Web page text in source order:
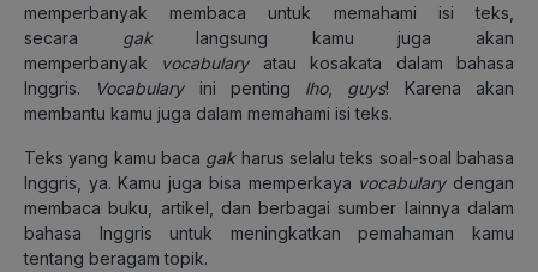
memperbanyak membaca untuk memahami isi teks,
secara gak langsung kamu juga akan
memperbanyak vocabulary atau kosakata dalam bahasa
Inggris.
Vocabulary ini penting lho, guys! Karena akan
membantu kamu juga dalam memahami isi teks.
Teks yang kamu baca gak harus selalu teks soal-soal bahasa
Inggris, ya. Kamu juga bisa memperkaya vocabulary dengan
membaca buku, artikel, dan berbagai sumber lainnya dalam
bahasa Inggris untuk meningkatkan pemahaman kamu
tentang beragam topik.